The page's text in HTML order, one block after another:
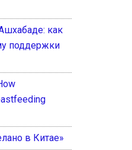
как
поддержки
в Китае»